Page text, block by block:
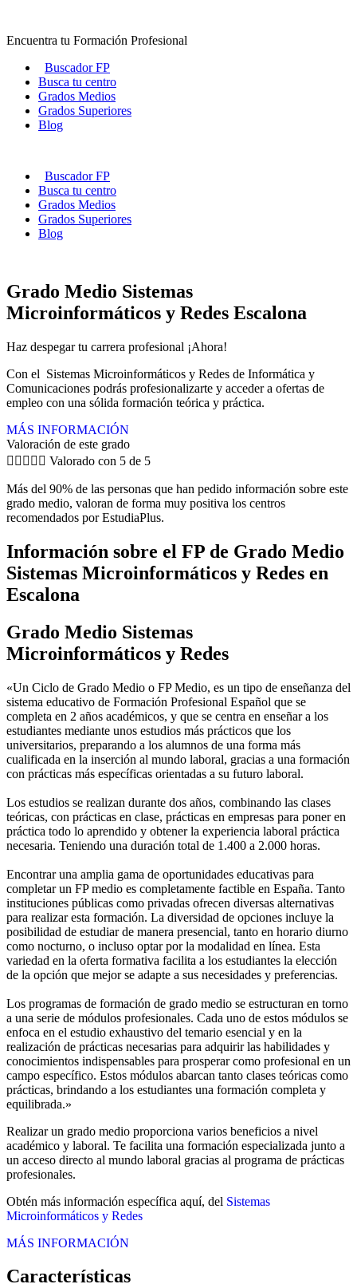
contenido
Encuentra tu Formación Profesional
Buscador FP
Busca tu centro
Grados Medios
Grados Superiores
Blog
Buscador FP
Busca tu centro
Grados Medios
Grados Superiores
Blog
Grado Medio Sistemas
Microinformáticos y Redes Escalona
Haz despegar tu carrera profesional ¡Ahora!
Con el Sistemas Microinformáticos y Redes de Informática y
Comunicaciones podrás profesionalizarte y acceder a ofertas de
empleo con una sólida formación teórica y práctica.
MÁS INFORMACIÓN
Valoración de este grado
     Valorado con 5 de 5
Más del 90% de las personas que han pedido información sobre este
grado medio, valoran de forma muy positiva los centros
recomendados por EstudiaPlus.
Información sobre el FP de Grado Medio
Sistemas Microinformáticos y Redes en
Escalona
Grado Medio Sistemas
Microinformáticos y Redes
«Un Ciclo de Grado Medio o FP Medio, es un tipo de enseñanza del
sistema educativo de Formación Profesional Español que se
completa en 2 años académicos, y que se centra en enseñar a los
estudiantes mediante unos estudios más prácticos que los
universitarios, preparando a los alumnos de una forma más
cualificada en la inserción al mundo laboral, gracias a una formación
con prácticas más específicas orientadas a su futuro laboral.
Los estudios se realizan durante dos años, combinando las clases
teóricas, con prácticas en clase, prácticas en empresas para poner en
práctica todo lo aprendido y obtener la experiencia laboral práctica
necesaria. Teniendo una duración total de 1.400 a 2.000 horas.
Encontrar una amplia gama de oportunidades educativas para
completar un FP medio es completamente factible en España. Tanto
instituciones públicas como privadas ofrecen diversas alternativas
para realizar esta formación. La diversidad de opciones incluye la
posibilidad de estudiar de manera presencial, tanto en horario diurno
como nocturno, o incluso optar por la modalidad en línea. Esta
variedad en la oferta formativa facilita a los estudiantes la elección
de la opción que mejor se adapte a sus necesidades y preferencias.
Los programas de formación de grado medio se estructuran en torno
a una serie de módulos profesionales. Cada uno de estos módulos se
enfoca en el estudio exhaustivo del temario esencial y en la
realización de prácticas necesarias para adquirir las habilidades y
conocimientos indispensables para prosperar como profesional en un
campo específico. Estos módulos abarcan tanto clases teóricas como
prácticas, brindando a los estudiantes una formación completa y
equilibrada.»
Realizar un grado medio proporciona varios beneficios a nivel
académico y laboral. Te facilita una formación especializada junto a
un acceso directo al mundo laboral gracias al programa de prácticas
profesionales.
Obtén más información específica aquí, del Sistemas
Microinformáticos y Redes
MÁS INFORMACIÓN
Características